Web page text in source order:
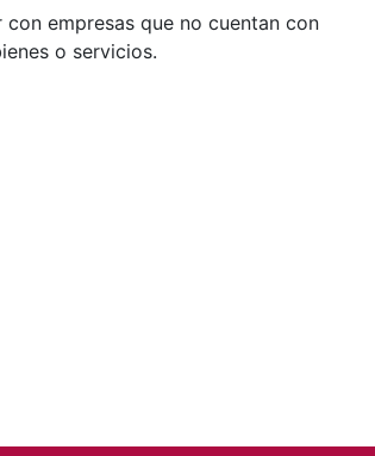
empresas que no cuentan con
o servicios.